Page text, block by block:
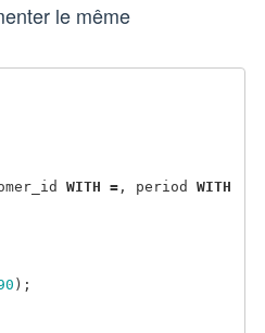
le même
WITH = , period
WITH
);